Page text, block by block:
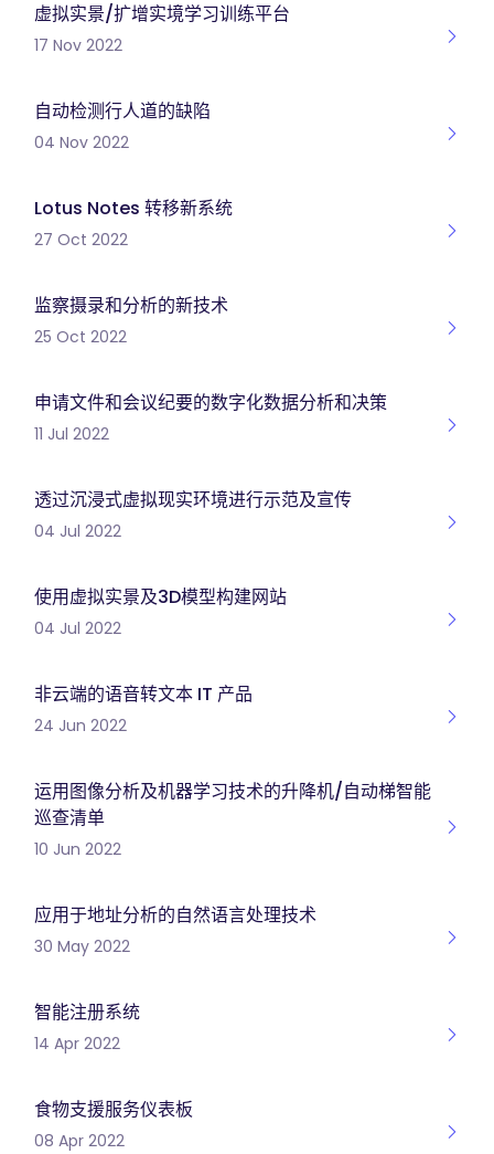
虚拟实景/扩增实境学习训练平台
17 Nov 2022
自动检测行人道的缺陷
04 Nov 2022
Lotus Notes 转移新系统
27 Oct 2022
监察摄录和分析的新技术
25 Oct 2022
申请文件和会议纪要的数字化数据分析和决策
11 Jul 2022
透过沉浸式虚拟现实环境进行示范及宣传
04 Jul 2022
使用虚拟实景及3D模型构建网站
04 Jul 2022
非云端的语音转文本 IT 产品
24 Jun 2022
运用图像分析及机器学习技术的升降机/自动梯智能
巡查清单
10 Jun 2022
应用于地址分析的自然语言处理技术
30 May 2022
智能注册系统
14 Apr 2022
食物支援服务仪表板
08 Apr 2022